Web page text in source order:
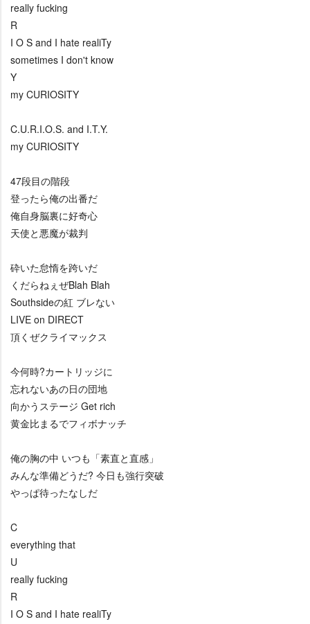
really fucking
R
I O S and I hate realiTy
sometimes I don't know
Y
my CURIOSITY
C.U.R.I.O.S. and I.T.Y.
my CURIOSITY
47段目の階段
登ったら俺の出番だ
俺自身脳裏に好奇心
天使と悪魔が裁判
砕いた怠惰を跨いだ
くだらねぇぜBlah Blah
Southsideの紅 ブレない
LIVE on DIRECT
頂くぜクライマックス
今何時?カートリッジに
忘れないあの日の団地
向かうステージ Get rich
黄金比まるでフィボナッチ
俺の胸の中 いつも「素直と直感」
みんな準備どうだ? 今日も強行突破
っぱ待ったなしだ
C
everything that
U
really fucking
R
I O S and I hate realiTy